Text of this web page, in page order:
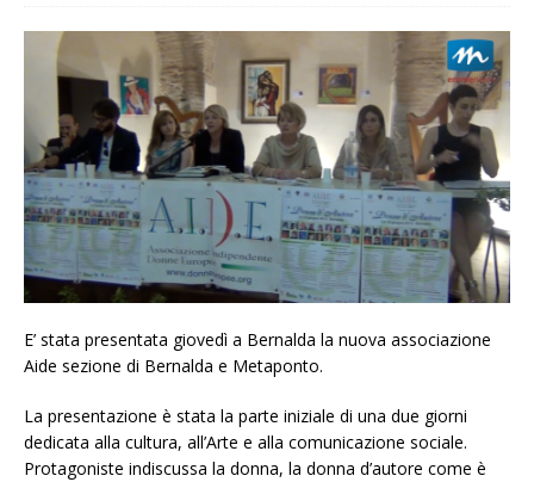
E’ stata presentata giovedì a Bernalda la nuova associazione
Aide sezione di Bernalda e Metaponto.
La presentazione è stata la parte iniziale di una due giorni
dedicata alla cultura, all’Arte e alla comunicazione sociale.
Protagoniste indiscussa la donna, la donna d’autore come è